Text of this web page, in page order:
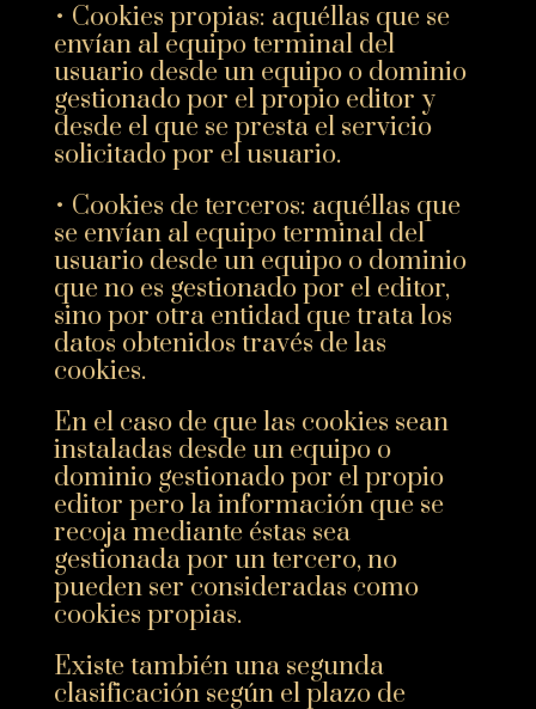
• Cookies propias: aquéllas que se
envían al equipo terminal del
usuario desde un equipo o dominio
gestionado por el propio editor y
desde el que se presta el servicio
solicitado por el usuario.
• Cookies de terceros: aquéllas que
se envían al equipo terminal del
usuario desde un equipo o dominio
que no es gestionado por el editor,
sino por otra entidad que trata los
datos obtenidos través de las
cookies.
En el caso de que las cookies sean
instaladas desde un equipo o
dominio gestionado por el propio
editor pero la información que se
recoja mediante éstas sea
gestionada por un tercero, no
pueden ser consideradas como
cookies propias.
Existe también una segunda
clasificación según el plazo de